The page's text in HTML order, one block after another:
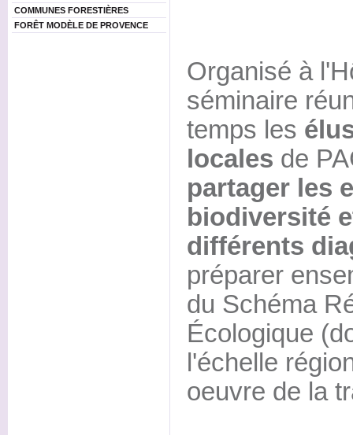
COMMUNES FORESTIÈRES
FORÊT MODÈLE DE PROVENCE
Organisé à
séminaire
temps les
locales de
partager les
biodiversité
différents
préparer
du Schéma
Écologique
l'échelle
oeuvre de la